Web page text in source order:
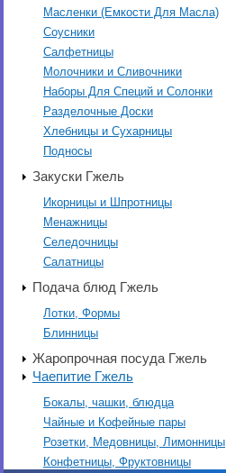
Масленки (Емкости Для Масла)
Соусники
Салфетницы
Молочники и Сливочники
Наборы Для Специй и Солонки
Разделочные Доски
Хлебницы и Сухарницы
Подносы
Закуски Гжель
Икорницы и Шпротницы
Менажницы
Селедочницы
Салатницы
Подача блюд Гжель
Лотки, Формы
Блинницы
Жаропрочная посуда Гжель
Чаепитие Гжель
Бокалы, чашки, блюдца
Чайные и Кофейные пары
Розетки, Медовницы, Лимонницы
Конфетницы, Фруктовницы